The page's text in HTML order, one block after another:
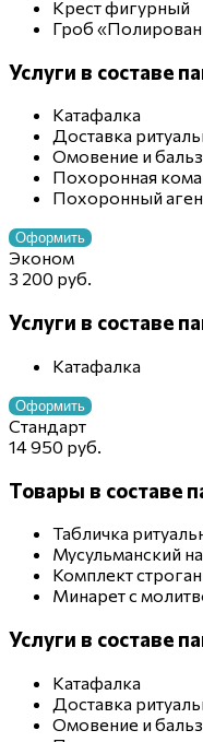
Крест фигурный
Гроб
Услуги в составе
Катафалка
Доставка
Омовение и
Похоронная
Похоронный
Оформить
Эконом
3 200 руб.
Услуги в составе
Катафалка
Оформить
Стандарт
14 950 руб.
Товары в составе
Табличка
Мусульманский
Комплект
Минарет с
Услуги в составе
Катафалка
Доставка
Омовение и